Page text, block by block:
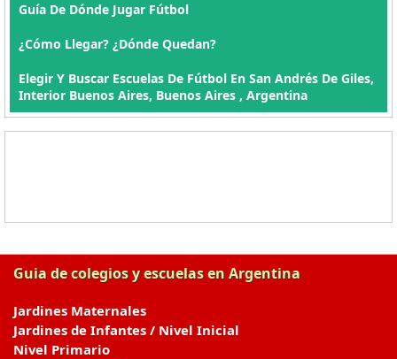
Guía De Dónde Jugar Fútbol
¿Cómo Llegar? ¿Dónde Quedan?
Elegir Y Buscar Escuelas De Fútbol En San Andrés De Giles,
Interior Buenos Aires, Buenos Aires , Argentina
Guia de colegios y escuelas en Argentina
Jardines Maternales
Jardines de Infantes / Nivel Inicial
Nivel Primario